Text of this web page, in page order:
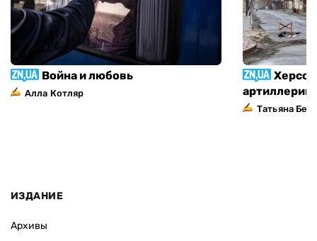
Война и любовь
Алла Котляр
Татьяна
ИЗДАНИЕ
Архивы